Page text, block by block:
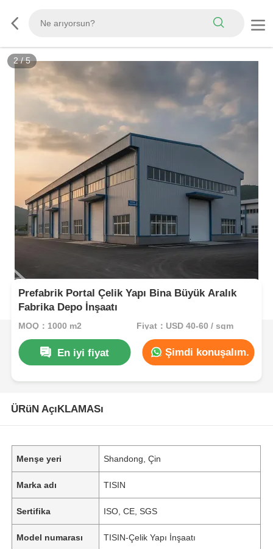
3/5
Prefabrik Portal Çelik Yapı Bina Büyük Aralık
Fabrika Depo İnşaatı
MOQ：1000 m2 Fiyat：USD 40-60 / sqm
En iyi fiyat Şimdi konuşalım.
ÜRüN AçıKLAMASı
Menşe yeri Shandong, Çin
Marka adı TISIN
Sertifika ISO, CE, SGS
Model numarası TISIN-Çelik Yapı İnşaatı